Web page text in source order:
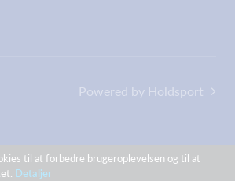
Powered by Holdsport
til at forbedre brugeroplevelsen og til at
Detaljer